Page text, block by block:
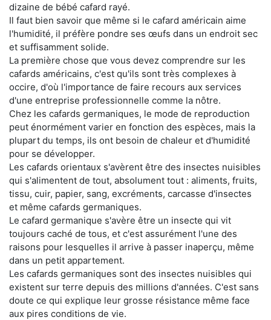
dizaine de bébé cafard rayé.
Il faut bien savoir que même si le cafard américain aime
l'humidité, il préfère pondre ses œufs dans un endroit sec
et suffisamment solide.
La première chose que vous devez comprendre sur les
cafards américains, c'est qu'ils sont très complexes à
occire, d'où l'importance de faire recours aux services
d'une entreprise professionnelle comme la nôtre.
Chez les cafards germaniques, le mode de reproduction
peut énormément varier en fonction des espèces, mais la
plupart du temps, ils ont besoin de chaleur et d'humidité
pour se développer.
Les cafards orientaux s'avèrent être des insectes nuisibles
qui s'alimentent de tout, absolument tout : aliments, fruits,
tissu, cuir, papier, sang, excréments, carcasse d'insectes
et même cafards germaniques.
Le cafard germanique s'avère être un insecte qui vit
toujours caché de tous, et c'est assurément l'une des
raisons pour lesquelles il arrive à passer inaperçu, même
dans un petit appartement.
Les cafards germaniques sont des insectes nuisibles qui
existent sur terre depuis des millions d'années. C'est sans
doute ce qui explique leur grosse résistance même face
aux pires conditions de vie.